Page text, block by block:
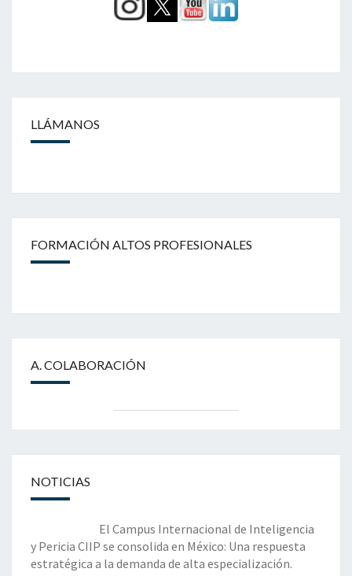
LLÁMANOS
FORMACIÓN ALTOS PROFESIONALES
A. COLABORACIÓN
NOTICIAS
El Campus Internacional de Inteligencia
y Pericia CIIP se consolida en México: Una respuesta
estratégica a la demanda de alta especialización.